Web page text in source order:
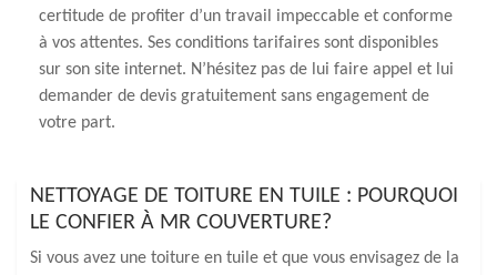
certitude de profiter d’un travail impeccable et conforme
à vos attentes. Ses conditions tarifaires sont disponibles
sur son site internet. N’hésitez pas de lui faire appel et lui
demander de devis gratuitement sans engagement de
votre part.
NETTOYAGE DE TOITURE EN TUILE : POURQUOI
LE CONFIER À MR COUVERTURE?
Si vous avez une toiture en tuile et que vous envisagez de la